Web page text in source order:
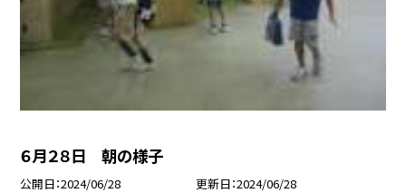
６月２８日 朝の様子
公開日 2024/06/28 更新日 2024/06/28